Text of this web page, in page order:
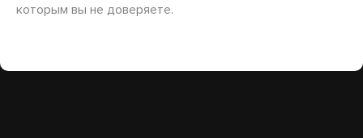
которым вы не доверяете.